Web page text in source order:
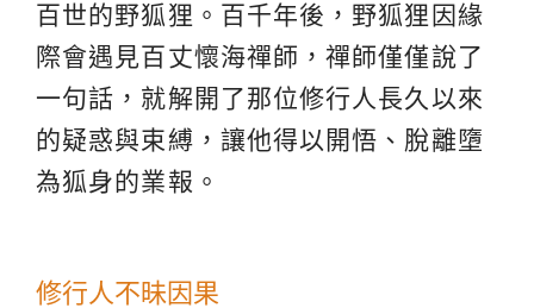
百世的野狐狸。百千年後，野狐狸因緣
際會遇見百丈懷海禪師，禪師僅僅說了
一句話，就解開了那位修行人長久以來
的疑惑與束縛，讓他得以開悟、脫離墮
為狐身的業報。
修行人不昧因果